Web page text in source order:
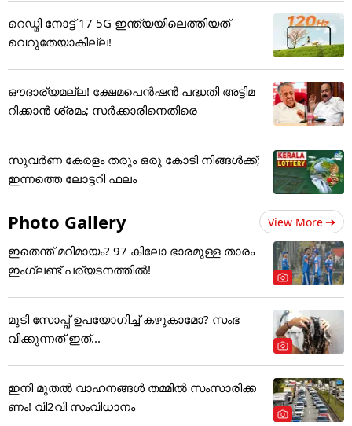
റെഡ്മി നോട്ട് 17 5G ഇന്ത്യയിലെത്തിയത്
വെറുതേയാകില്ല!
ഔദാര്യമല്ല! ക്ഷേമപെൻഷൻ പദ്ധതി അട്ടിമ
റിക്കാൻ ശ്രമം; സർക്കാരിനെതിരെ
സുവർണ കേരളം തരും ഒരു കോടി നിങ്ങൾക്ക്;
ഇന്നത്തെ ലോട്ടറി ഫലം
Photo Gallery View More
ഇതെന്ത് മറിമായം? 97 കിലോ ഭാരമുള്ള താരം
ഇംഗ്ലണ്ട് പര്യടനത്തില്‍!
മുടി സോപ്പ് ഉപയോഗിച്ച് കഴുകാമോ? സംഭ
വിക്കുന്നത് ഇത്...
ഇനി മുതൽ വാഹനങ്ങൾ തമ്മിൽ സംസാരിക്ക
ണം! വി2വി സംവിധാനം